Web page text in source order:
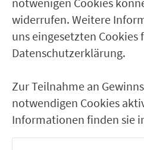
Creidlitz
RÜCKFAHRT
Creidlitz Hasenstein
Creidlitz
Creidlitz Hambacher
widerrufen. Weitere
uns eingesetzten Cookies
Datenschutzerklärung.
Zur Teilnahme an
notwendigen Cookies
Informationen finden sie